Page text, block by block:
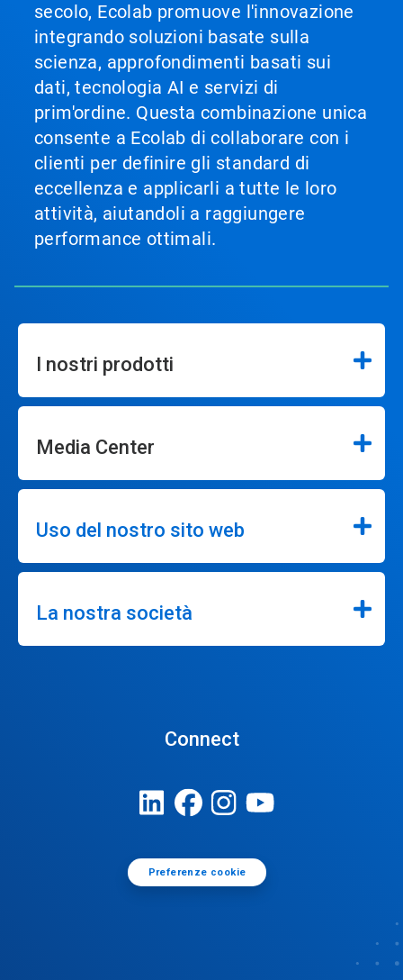
secolo, Ecolab promuove l'innovazione
integrando soluzioni basate sulla
scienza, approfondimenti basati sui
dati, tecnologia AI e servizi di
prim'ordine. Questa combinazione unica
consente a Ecolab di collaborare con i
clienti per definire gli standard di
eccellenza e applicarli a tutte le loro
attività, aiutandoli a raggiungere
performance ottimali.
I nostri prodotti
Media Center
Uso del nostro sito web
La nostra società
Connect
Preferenze cookie